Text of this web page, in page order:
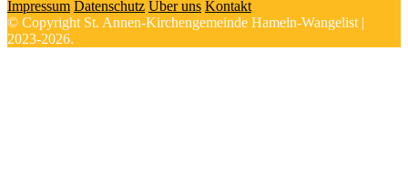
Impressum Datenschutz Über uns Kontakt
© Copyright St. Annen-Kirchengemeinde Hameln-Wangelist |
2023-2026.